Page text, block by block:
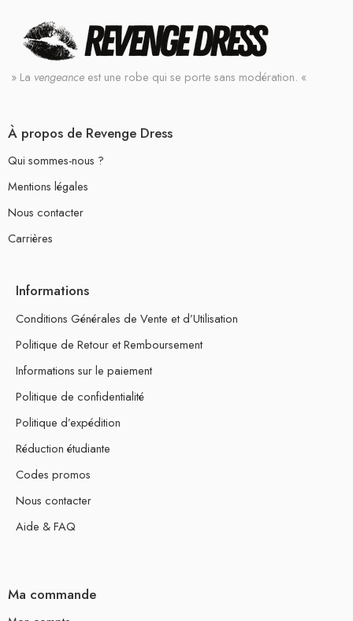
» La vengeance est une robe qui se porte sans modération. «
À propos de Revenge Dress
Qui sommes-nous ?
Mentions légales
Nous contacter
Carrières
Informations
Conditions Générales de Vente et d’Utilisation
Politique de Retour et Remboursement
Informations sur le paiement
Politique de confidentialité
Politique d’expédition
Réduction étudiante
Codes promos
Nous contacter
Aide & FAQ
Ma commande